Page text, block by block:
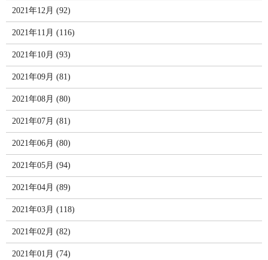
2021年12月 (92)
2021年11月 (116)
2021年10月 (93)
2021年09月 (81)
2021年08月 (80)
2021年07月 (81)
2021年06月 (80)
2021年05月 (94)
2021年04月 (89)
2021年03月 (118)
2021年02月 (82)
2021年01月 (74)